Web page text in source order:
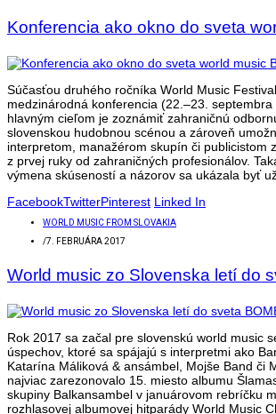
Konferencia ako okno do sveta
Súčasťou druhého ročníka World Music
medzinárodná konferencia (22.–23.
hlavným cieľom je zoznámiť zahraničnú
slovenskou hudobnou scénou a zároveň
interpretom, manažérom skupín či publicistom
z prvej ruky od zahraničných profesionálov.
výmena skúseností a názorov sa ukázala byť
FacebookTwitterPinterest Linked In
WORLD MUSIC FROM SLOVAKIA
/7. FEBRUÁRA 2017
World music zo Slovenska letí do
Rok 2017 sa začal pre slovenskú world music
úspechov, ktoré sa spájajú s interpretmi ako
Katarína Máliková & ansámbel, Mojše Band či
najviac zarezonovalo 15. miesto albumu
skupiny Balkansambel v januárovom rebríčku
rozhlasovej albumovej hitparády World Music